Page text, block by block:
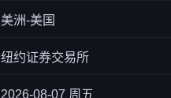
美洲-美国
纽约证券交易所
2026-08-07 周五